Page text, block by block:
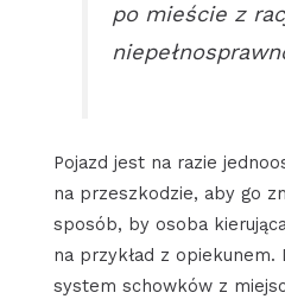
po mieście z
Pojazd jest na razie
na przeszkodzie, aby go
sposób, by osoba
na przykład z
system schowków z